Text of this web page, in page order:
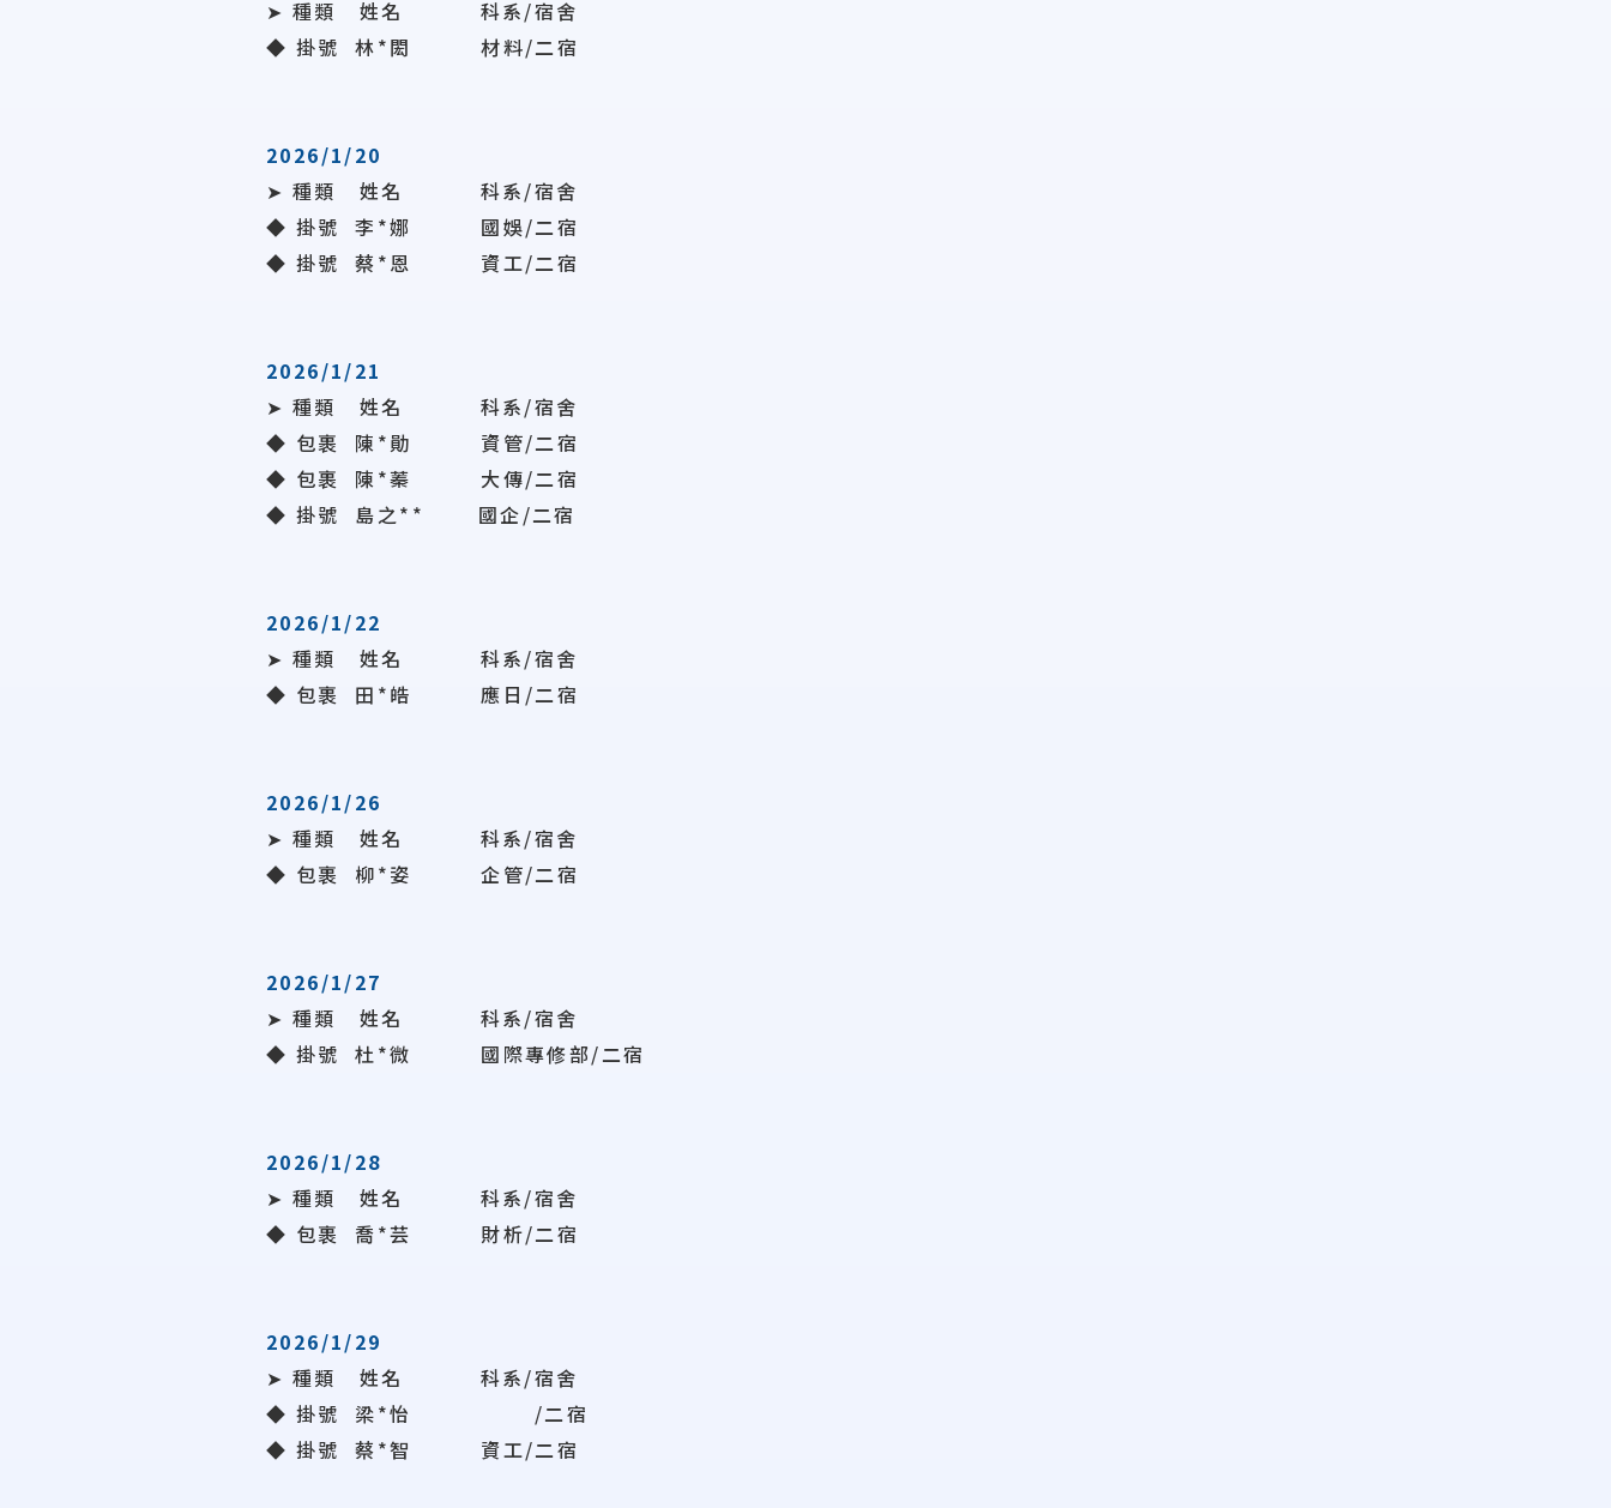
➤ 種類 姓名 科系/宿舍
◆ 掛號林*閎 材料/二宿
2026/1/20
➤ 種類 姓名 科系/宿舍
◆ 掛號 李*娜 國娛/二宿
◆ 掛號蔡*恩 資工/二宿
2026/1/21
➤ 種類 姓名 科系/宿舍
◆ 包裹 陳*勛 資管/二宿
◆ 包裹 陳*蓁
大傳/二宿
◆ 掛號 島之** 國企/二宿
2026/1/22
➤ 種類 姓名 科系/宿舍
◆ 包裹 田*皓 應日/二宿
2026/1/26
➤ 種類 姓名 科系/宿舍
◆ 包裹 柳*姿 企管/二宿
2026/1/27
➤ 種類 姓名 科系/宿舍
◆ 掛號 杜*微 國際專修部/二宿
2026/1/28
➤ 種類 姓名 科系/宿舍
◆ 包裹 喬*芸 財析/二宿
2026/1/29
➤ 種類 姓名 科系/宿舍
◆ 掛號 梁*怡 /二宿
◆ 掛號蔡*智 資工/二宿